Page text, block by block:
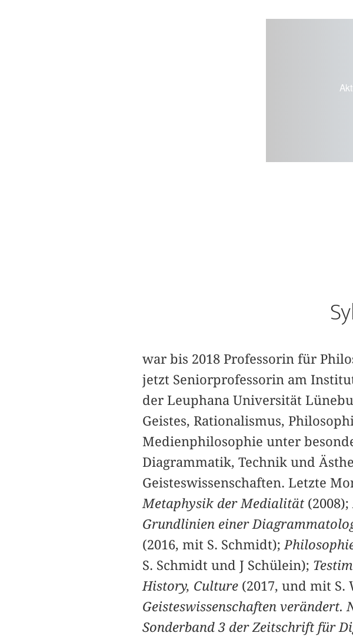
war bis 2018 Professorin für
jetzt Seniorprofessorin am
der Leuphana Universität
Geistes, Rationalismus,
Medienphilosophie unter
Diagrammatik, Technik und
Geisteswissenschaften. Letzte
Metaphysik der Medialität(2008);
Grundlinien einer
(2016, mit S. Schmidt);
S. Schmidt und J Schülein);
History, Culture(2017, und mit S.
Geisteswissenschaften verändert.
Sonderband 3 der Zeitschrift für